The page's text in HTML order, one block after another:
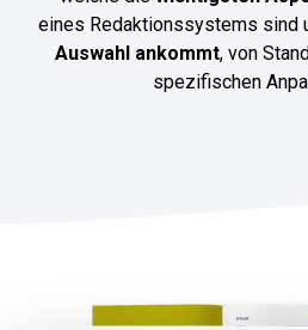
eines Redaktionssystems sind
Auswahl ankommt, von
spezifischen